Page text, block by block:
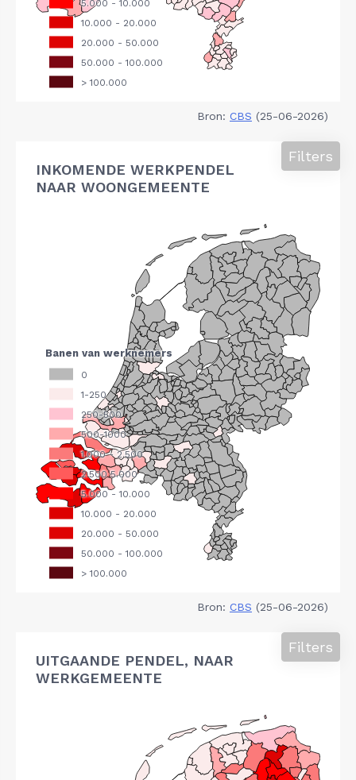
Bron: CBS (25-06-2026)
INKOMENDE WERKPENDEL
NAAR WOONGEMEENTE
Filters
Bron: CBS (25-06-2026)
UITGAANDE PENDEL, NAAR
WERKGEMEENTE
Filters